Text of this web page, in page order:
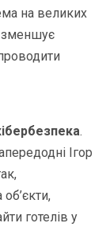
на великих
зменшує
.
Ігор
готелів у